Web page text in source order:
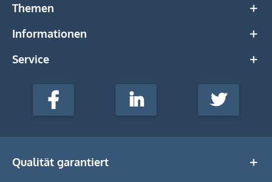
Themen
Informationen
Service
stempel-
Media
Facebook LinkedIn Twitter
Qualität garantiert